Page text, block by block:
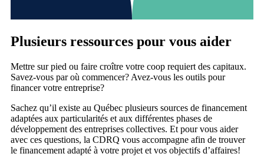
Plusieurs ressources pour vous aider
Mettre sur pied ou faire croître votre coop requiert des capitaux.
Savez-vous par où commencer? Avez-vous les outils pour
financer votre entreprise?
Sachez qu’il existe au Québec plusieurs sources de financement
adaptées aux particularités et aux différentes phases de
développement des entreprises collectives. Et pour vous aider
avec ces questions, la CDRQ vous accompagne afin de trouver
le financement adapté à votre projet et vos objectifs d’affaires!